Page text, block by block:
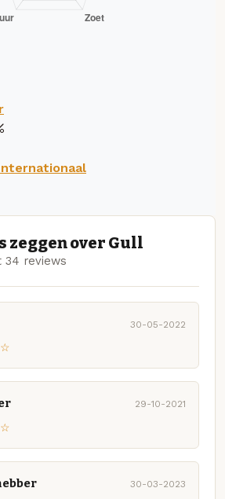
zeggen over Gull
34 reviews
30-05-2022
29-10-2021
30-03-2023